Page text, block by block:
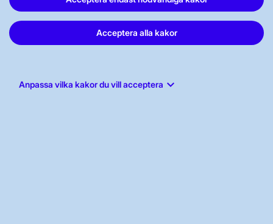
Acceptera alla kakor
Anpassa vilka kakor du vill acceptera keyboard_arrow_down
Tel: 010-475 80 00
registrator@svk.se